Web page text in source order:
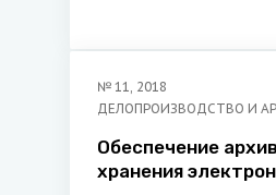
№ 11, 2018
ДЕЛОПРОИЗВОДСТВО И
Обеспечение
хранения